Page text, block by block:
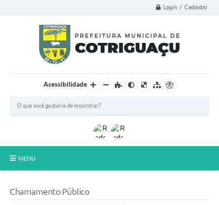
Login / Cadastro
Acessibilidade
MENU
Chamamento Público